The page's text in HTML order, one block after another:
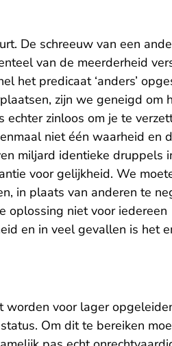
De schreeuw van een
van de meerderheid
het predicaat ‘anders’
zijn we geneigd om
zinloos om je te
niet één waarheid en
miljard identieke druppels
voor gelijkheid. We
in plaats van anderen te
oplossing niet voor iedereen
en in veel gevallen is het
worden voor lager
Om dit te bereiken